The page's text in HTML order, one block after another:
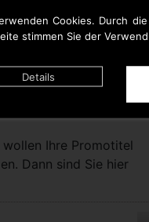
Cookies. Durch
stimmen Sie der
Details
eigene Titel für die
hier richtig.
Ihre Promotitel
Dann sind Sie hier